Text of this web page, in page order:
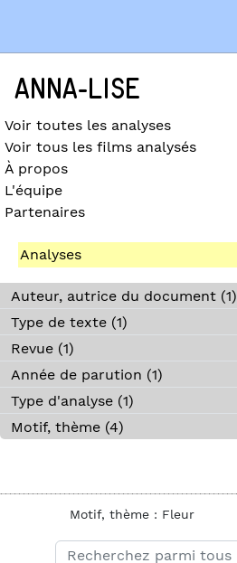
ANNA-LISE
Voir toutes les analyses
Voir tous les films analysés
À propos
L'équipe
Partenaires
Analyses
Auteur, autrice du document (1)
Type de texte (1)
Revue (1)
Année de parution (1)
Type d'analyse (1)
Motif, thème (4)
Motif, thème : Fleur